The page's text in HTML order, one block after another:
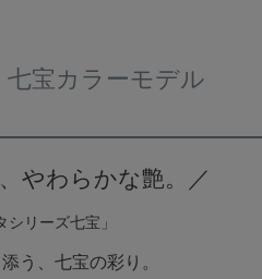
宝カラーモデル
やわらかな艶。／
う、七宝の彩り。